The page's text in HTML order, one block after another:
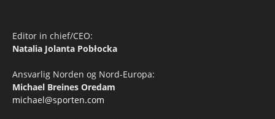
Editor in chief/CEO:
Natalia Jolanta Pobłocka
Ansvarlig Norden og Nord-Europa:
Michael Breines Oredam
michael@sporten.com